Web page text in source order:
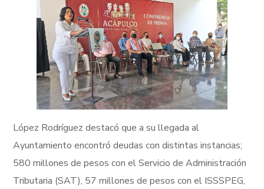
López Rodríguez destacó que a su llegada al
Ayuntamiento encontró deudas con distintas instancias;
580 millones de pesos con el Servicio de Administración
Tributaria (SAT), 57 millones de pesos con el ISSSPEG,